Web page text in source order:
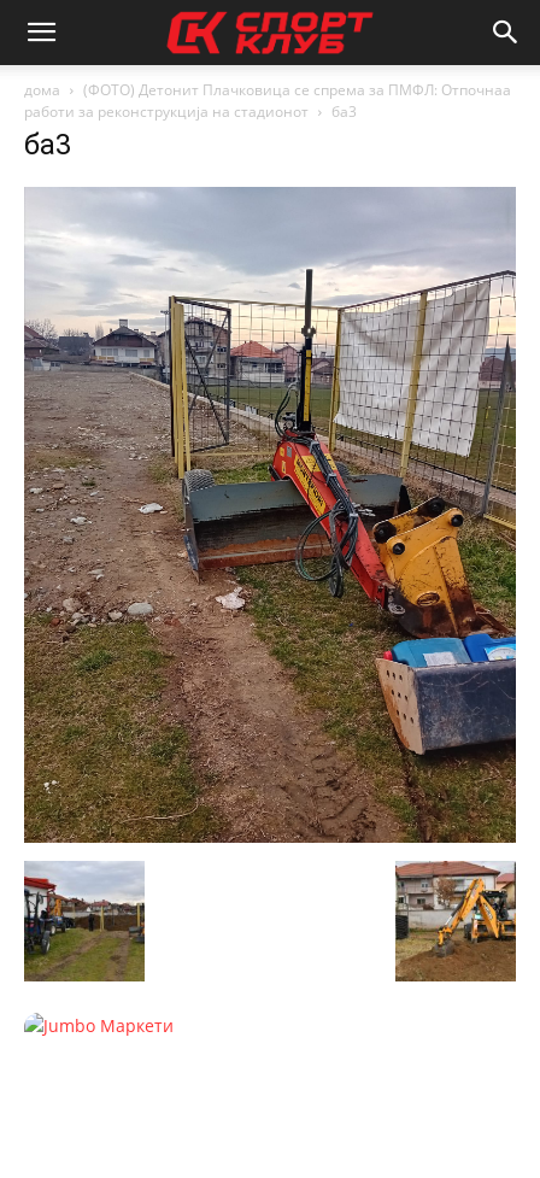
дома
(ФОТО) Детонит Плачковица се спрема за ПМФЛ: Отпочнаа
работи за реконструкција на стадионот
ба3
ба3